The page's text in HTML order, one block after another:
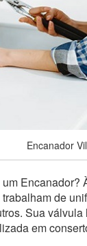
Encanador
Encanador?
de
Sua
em